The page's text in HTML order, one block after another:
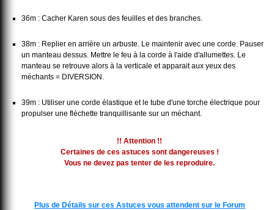
36m : Cacher Karen sous des feuilles et des branches.
38m : Replier en arrière un arbuste. Le maintenir avec une corde. Pauser
un manteau dessus. Mettre le feu à la corde à l'aide d'allumettes. Le
manteau se retrouve alors à la verticale et apparait aux yeux des
méchants = DIVERSION.
39m : Utiliser une corde élastique et le tube d'une torche électrique pour
propulser une fléchette tranquillisante sur un méchant.
!! Attention !!
Certaines de ces astuces sont dangereuses !
Vous ne devez pas tenter de les reproduire.
Plus de Détails sur ces Astuces vous attendent sur le Forum